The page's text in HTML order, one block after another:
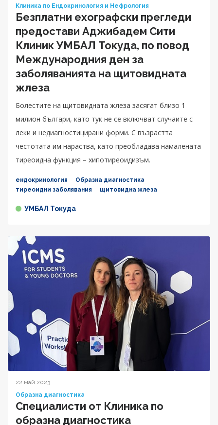
Клиника по Ендокринология и Нефрология
Безплатни ехографски прегледи
предостави Аджибадем Сити
Клиник УМБАЛ Токуда, по повод
Международния ден за
заболяванията на щитовидната
жлеза
Болестите на щитовидната жлеза засягат близо 1
милион българи, като тук не се включват случаите с
леки и недиагностицирани форми. С възрастта
честотата им нараства, като преобладава намалената
тиреоидна функция – хипотиреоидизъм.
ендокринология
Образна диагностика
тиреоидни заболявания
щитовидна жлеза
УМБАЛ Токуда
22 май 2023
Образна диагностика
Специалисти от Клиника по
образна диагностика